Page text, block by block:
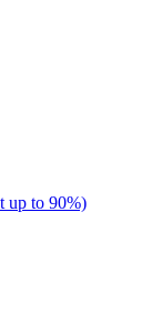
up to 90%)